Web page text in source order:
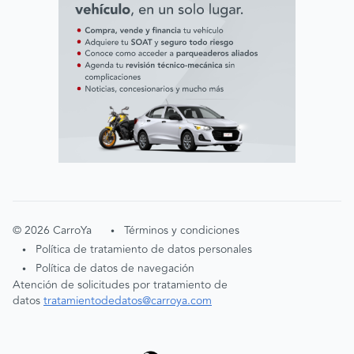
©2026 CarroYa • Términos y condiciones
• Política de tratamiento de datos personales
•
Política de datos de navegación
Atención de solicitudes por tratamiento de
datostratamientodedatos@carroya.com